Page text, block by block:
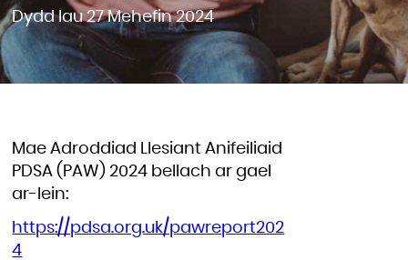
Dydd Iau 27 Mehefin 2024
Mae Adroddiad Llesiant Anifeiliaid
PDSA (PAW) 2024 bellach ar gael
ar-lein:
https://pdsa.org.uk/pawreport202
4